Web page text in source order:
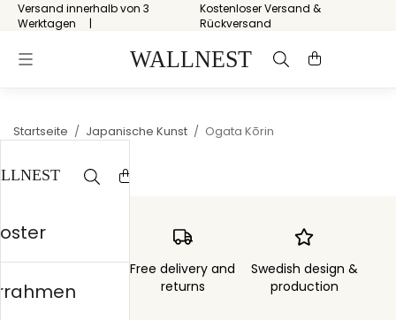
Versand innerhalb von 3
Werktagen
Kostenloser Versand &
Rückversand
Startseite / Japanische Kunst / Ogata Kōrin
3 days
Free delivery and
returns
Swedish design &
production